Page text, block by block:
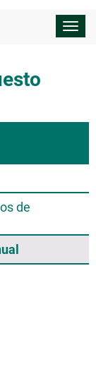
de